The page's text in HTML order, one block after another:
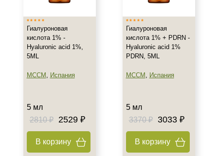
Тип товара
Биоревитализант
Биорепарант
Гель
Класс косметики
Домашняя
Профессиональная
Универсальная
Гиалуроновая
кислота 1% -
Hyaluronic acid 1%,
5ML
MCCM , Испания
5 мл
2810 ₽
2529 ₽
В корзину
Гиалуроновая
кислота 1% + PDRN -
Hyaluronic acid 1%
PDRN, 5ML
MCCM , Испания
5 мл
3370 ₽
3033 ₽
В корзину